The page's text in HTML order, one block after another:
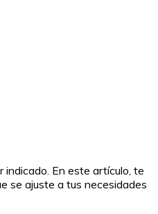
En este artículo, te
se ajuste a tus necesidades